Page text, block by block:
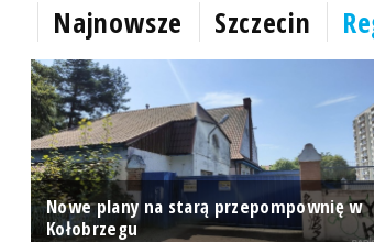
Najnowsze Szczecin
Nowe plany na starą przepompownię w
Kołobrzegu